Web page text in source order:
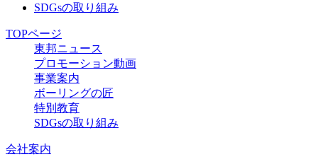
SDGsの取り組み
TOPページ
東邦ニュース
プロモーション動画
事業案内
ボーリングの匠
特別教育
SDGsの取り組み
会社案内